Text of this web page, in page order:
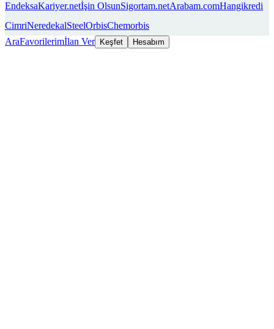
EndeksaKariyer.netİşin OlsunSigortam.netArabam.comHangikredi
CimriNeredekalSteelOrbisChemorbis
AraFavorilerimİlan Ver Keşfet Hesabım